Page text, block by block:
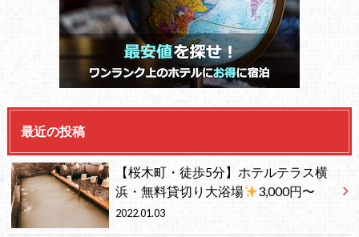
最近の投稿
【桜木町・徒歩5分】ホテルテラス横
浜・無料貸切り大浴場
3,000円〜
2022.01.03